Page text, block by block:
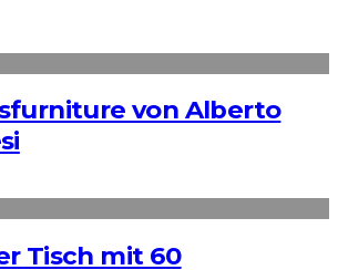
von Alberto
Tisch mit 60